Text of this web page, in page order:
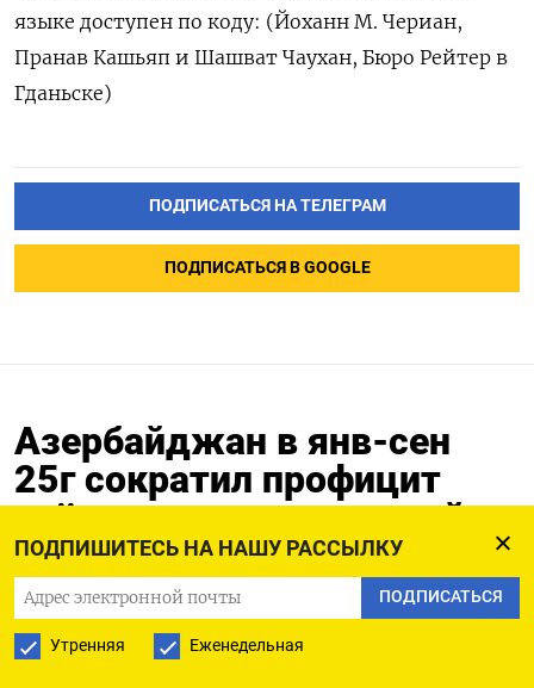
ПОДПИШИТЕСЬ НА НАШУ РАССЫЛКУ
ПОДПИСАТЬСЯ
Утренняя Еженедельная
языке доступен по коду: (Йоханн М. Чериан,
Пранав Кашьяп и Шашват Чаухан, Бюро Рейтер в
Гданьске)
ПОДПИСАТЬСЯ НА ТЕЛЕГРАМ
ПОДПИСАТЬСЯ В GOOGLE
Азербайджан в янв-сен
25г сократил профицит
счёта текущих операций
до $3,0 млрд
15.12.2025